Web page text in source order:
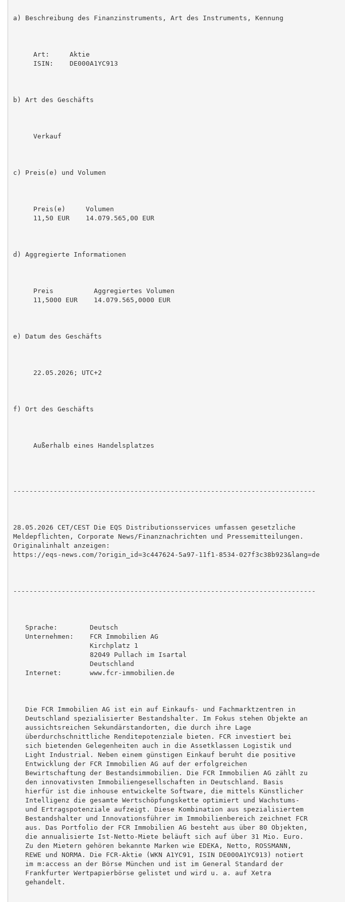
a) Beschreibung des Finanzinstruments, Art des Instruments, Kennung
     Art:     Aktie
     ISIN:    DE000A1YC913
b) Art des Geschäfts
     Verkauf
c) Preis(e) und Volumen
     Preis(e)     Volumen
     11,50 EUR    14.079.565,00 EUR
d) Aggregierte Informationen
     Preis          Aggregiertes Volumen
     11,5000 EUR    14.079.565,0000 EUR
e) Datum des Geschäfts
     22.05.2026; UTC+2
f) Ort des Geschäfts
     Außerhalb eines Handelsplatzes
---------------------------------------------------------------------------
28.05.2026 CET/CEST Die EQS Distributionsservices umfassen gesetzliche
Meldepflichten, Corporate News/Finanznachrichten und Pressemitteilungen.
Originalinhalt anzeigen:
https://eqs-news.com/?origin_id=3c447624-5a97-11f1-8534-027f3c38b923&lang=de
---------------------------------------------------------------------------
   Sprache:        Deutsch
   Unternehmen:    FCR Immobilien AG
                   Kirchplatz 1
                   82049 Pullach im Isartal
                   Deutschland
   Internet:       www.fcr-immobilien.de
   Die FCR Immobilien AG ist ein auf Einkaufs- und Fachmarktzentren in
   Deutschland spezialisierter Bestandshalter. Im Fokus stehen Objekte an
   aussichtsreichen Sekundärstandorten, die durch ihre Lage
   überdurchschnittliche Renditepotenziale bieten. FCR investiert bei
   sich bietenden Gelegenheiten auch in die Assetklassen Logistik und
   Light Industrial. Neben einem günstigen Einkauf beruht die positive
   Entwicklung der FCR Immobilien AG auf der erfolgreichen
   Bewirtschaftung der Bestandsimmobilien. Die FCR Immobilien AG zählt zu
   den innovativsten Immobiliengesellschaften in Deutschland. Basis
   hierfür ist die inhouse entwickelte Software, die mittels Künstlicher
   Intelligenz die gesamte Wertschöpfungskette optimiert und Wachstums-
   und Ertragspotenziale aufzeigt. Diese Kombination aus spezialisiertem
   Bestandshalter und Innovationsführer im Immobilienbereich zeichnet FCR
   aus. Das Portfolio der FCR Immobilien AG besteht aus über 80 Objekten,
   die annualisierte Ist-Netto-Miete beläuft sich auf über 31 Mio. Euro.
   Zu den Mietern gehören bekannte Marken wie EDEKA, Netto, ROSSMANN,
   REWE und NORMA. Die FCR-Aktie (WKN A1YC91, ISIN DE000A1YC913) notiert
   im m:access an der Börse München und ist im General Standard der
   Frankfurter Wertpapierbörse gelistet und wird u. a. auf Xetra
   gehandelt.